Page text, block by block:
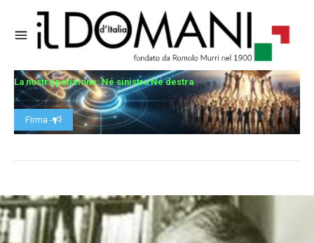
La nostra petizione: Né sinistra Né destra
Firma -